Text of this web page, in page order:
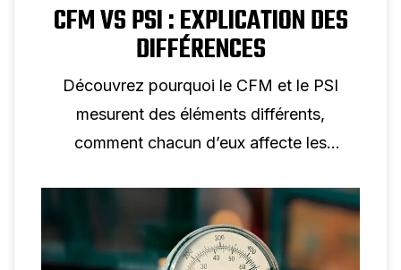
CFM VS PSI : EXPLICATION DES
DIFFÉRENCES
Découvrez pourquoi le CFM et le PSI
mesurent des éléments différents,
comment chacun d’eux affecte les
pourquoi aucune conversion individuelle
n’est possible.